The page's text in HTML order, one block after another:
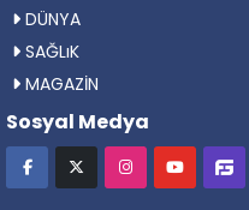
DÜNYA
SAĞLıK
MAGAZİN
Sosyal Medya